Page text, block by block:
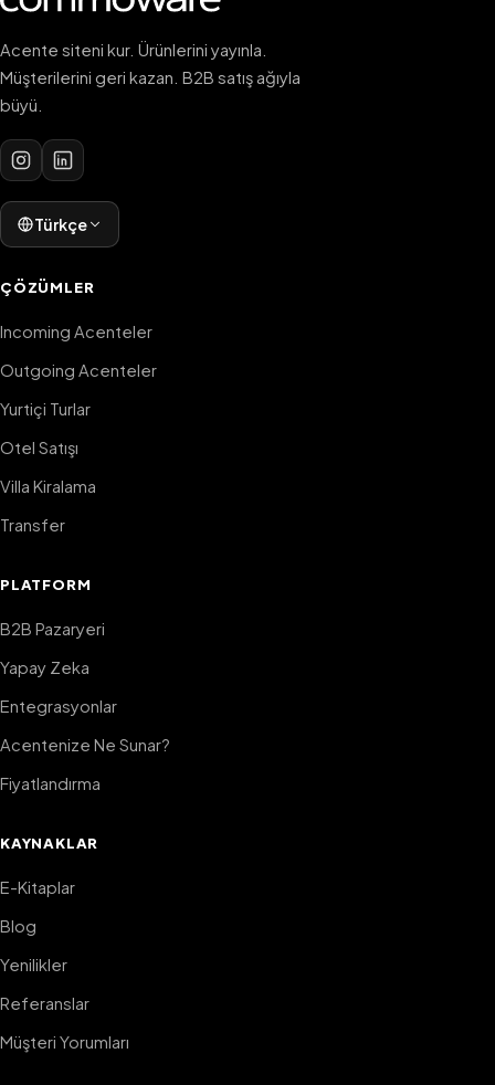
Acente siteni kur. Ürünlerini yayınla.
Müşterilerini geri kazan. B2B satış ağıyla
büyü.
Türkçe
ÇÖZÜMLER
Incoming Acenteler
Outgoing Acenteler
Yurtiçi Turlar
Otel Satışı
Villa Kiralama
Transfer
PLATFORM
B2B Pazaryeri
Yapay Zeka
Entegrasyonlar
Acentenize Ne Sunar?
Fiyatlandırma
KAYNAKLAR
E-Kitaplar
Blog
Yenilikler
Referanslar
Müşteri Yorumları